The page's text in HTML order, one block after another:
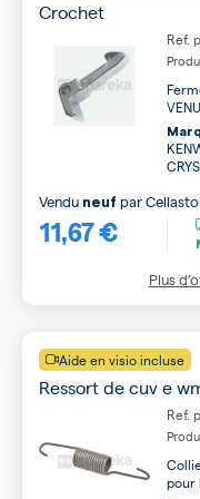
Crochet
Ref.
11,67 €
Vendu neuf par
Plus
Aide en visio incluse
Ressort de cuv e
Ref.
pour